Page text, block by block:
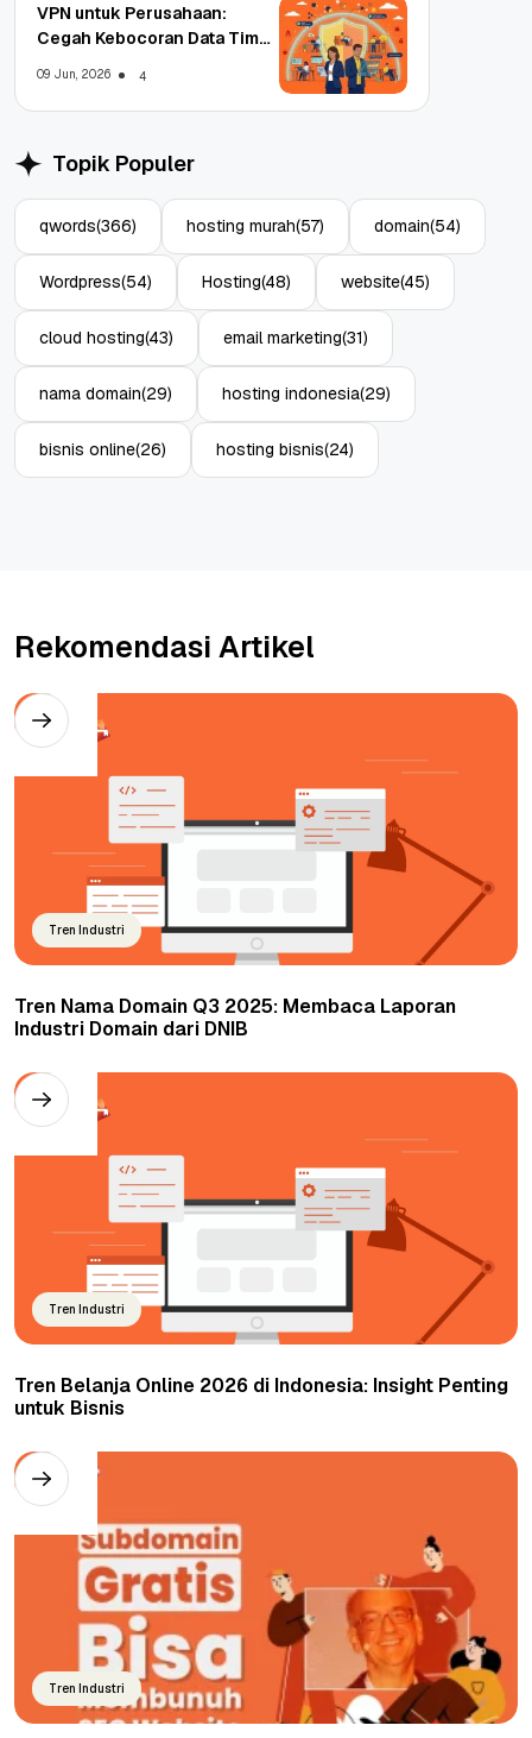
VPN untuk Perusahaan:
Cegah Kebocoran Data Tim
09 Jun, 2026 4
Topik Populer
qwords(366) hosting murah(57) domain(54)
Wordpress(54) Hosting(48) website(45)
cloud hosting(43) email marketing(31)
nama domain(29) hosting indonesia(29)
bisnis online(26) hosting bisnis(24)
Rekomendasi Artikel
Tren Industri
Tren Nama Domain Q3 2025: Membaca Laporan
Industri Domain dari DNIB
Tren Industri
Tren Belanja Online 2026 di Indonesia: Insight Penting
untuk Bisnis
Tren Industri